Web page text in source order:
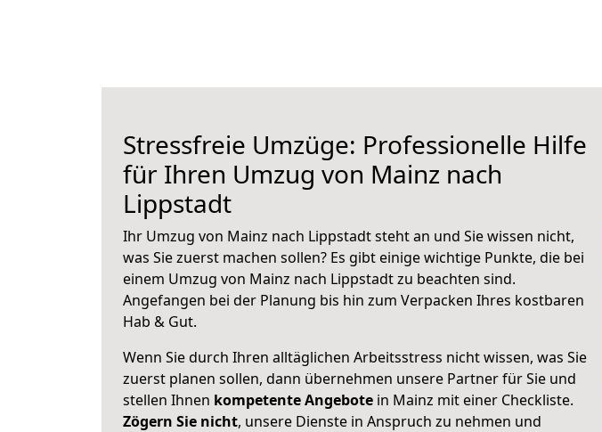
Stressfreie Umzüge: Professionelle Hilfe
für Ihren Umzug von Mainz nach
Lippstadt
Ihr Umzug von Mainz nach Lippstadt steht an und Sie wissen nicht,
was Sie zuerst machen sollen? Es gibt einige wichtige Punkte, die bei
einem Umzug von Mainz nach Lippstadt zu beachten sind.
Angefangen bei der Planung bis hin zum Verpacken Ihres kostbaren
Hab & Gut.
Wenn Sie durch Ihren alltäglichen Arbeitsstress nicht wissen, was Sie
zuerst planen sollen, dann übernehmen unsere Partner für Sie und
stellen Ihnen kompetente Angebote in Mainz mit einer Checkliste.
Zögern Sie nicht, unsere Dienste in Anspruch zu nehmen und